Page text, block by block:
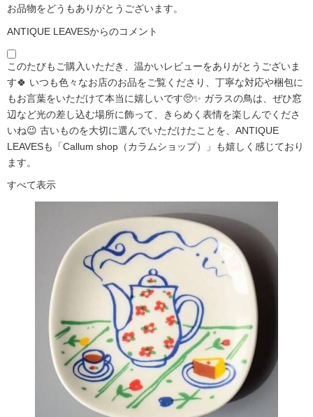
お品物をどうもありがとうございます。
ANTIQUE LEAVESからのコメント
このたびもご購入いただき、温かいレビューをありがとうございま
す🍀 いつも色々なお店のお品をご覧くださり、丁寧な対応や梱包に
もお言葉をいただけて本当に嬉しいです🥺✨ ガラスの鳥は、ぜひ窓
辺など光の差し込む場所に飾って、きらめく表情を楽しんでくださ
いね😉 古いものを大切に選んでいただけたことを、ANTIQUE
LEAVESも「Callum shop（カラムショップ）」も嬉しく感じており
ます。
すべて表示